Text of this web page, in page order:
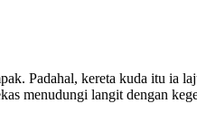
Padahal, kereta kuda itu ia
menudungi langit dengan